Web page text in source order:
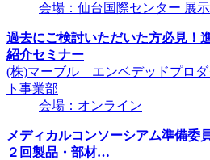
会場：仙台国際センター 展
過去にご検討いただいた方必見！
紹介セミナー
(株)マーブル エンベデッドプロ
ト事業部
会場：オンライン
メディカルコンソーシアム準備
２回製品・部材…